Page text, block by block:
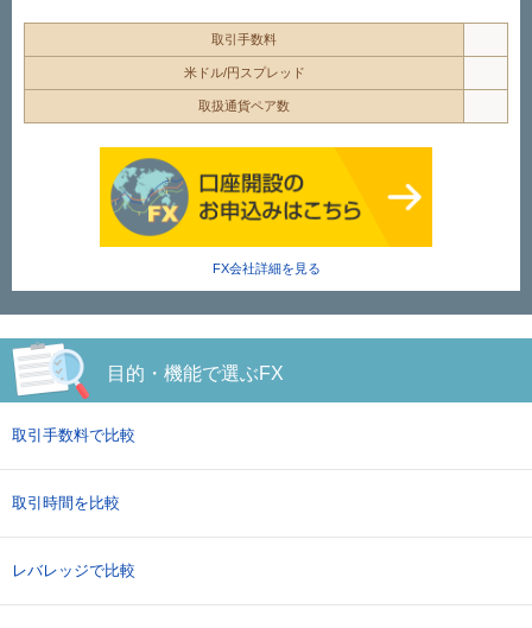
取引手数料
米ドル/円スプレッド
取扱通貨ペア数
FX会社詳細を見る
目的・機能で選ぶFX
取引手数料で比較
取引時間を比較
レバレッジで比較